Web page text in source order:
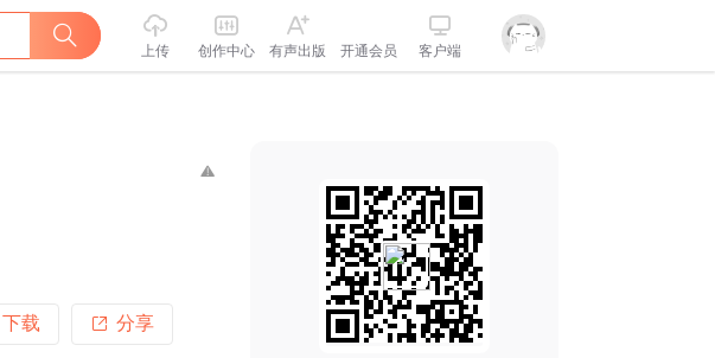
上传 创作中心 有声出版 开通会员 客户端
下载 分享